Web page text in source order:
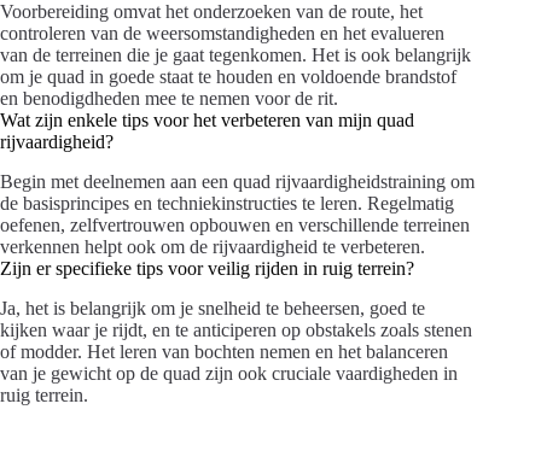
Voorbereiding omvat het onderzoeken van de route, het
controleren van de weersomstandigheden en het evalueren
van de terreinen die je gaat tegenkomen. Het is ook belangrijk
om je quad in goede staat te houden en voldoende brandstof
en benodigdheden mee te nemen voor de rit.
Wat zijn enkele tips voor het verbeteren van mijn quad
rijvaardigheid?
Begin met deelnemen aan een quad rijvaardigheidstraining om
de basisprincipes en techniekinstructies te leren. Regelmatig
oefenen, zelfvertrouwen opbouwen en verschillende terreinen
verkennen helpt ook om de rijvaardigheid te verbeteren.
Zijn er specifieke tips voor veilig rijden in ruig terrein?
Ja, het is belangrijk om je snelheid te beheersen, goed te
kijken waar je rijdt, en te anticiperen op obstakels zoals stenen
of modder. Het leren van bochten nemen en het balanceren
van je gewicht op de quad zijn ook cruciale vaardigheden in
ruig terrein.